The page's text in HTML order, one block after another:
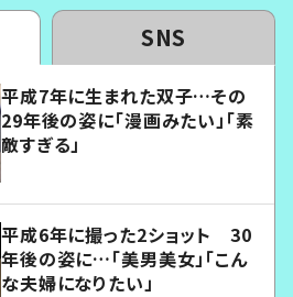
SNS
平成7年に生まれた双子…その
29年後の姿に「漫画みたい」「素
敵すぎる」
平成6年に撮った2ショット 30
年後の姿に…「美男美女」「こん
な夫婦になりたい」